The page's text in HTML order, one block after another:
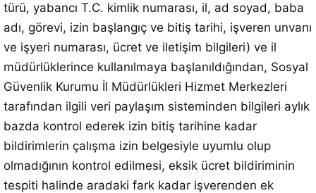
türü, yabancı T.C. kimlik numarası, il, ad soyad, baba
adı, görevi, izin başlangıç ve bitiş tarihi, işveren unvanı
ve işyeri numarası, ücret ve iletişim bilgileri) ve il
müdürlüklerince kullanılmaya başlanıldığından, Sosyal
Güvenlik Kurumu İl Müdürlükleri Hizmet Merkezleri
tarafından ilgili veri paylaşım sisteminden bilgileri aylık
bazda kontrol ederek izin bitiş tarihine kadar
bildirimlerin çalışma izin belgesiyle uyumlu olup
olmadığının kontrol edilmesi, eksik ücret bildiriminin
tespiti halinde aradaki fark kadar işverenden ek